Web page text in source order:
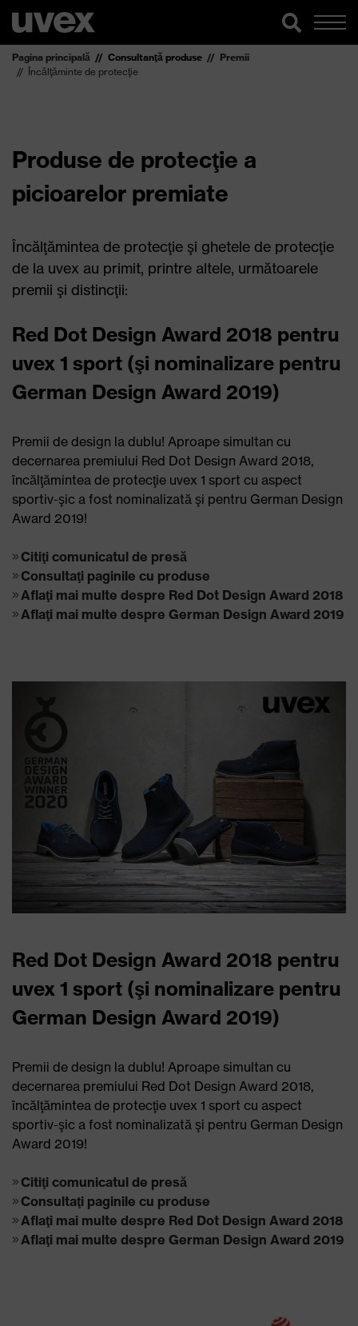
Pagina principală Consultanţă produse
Premii
Încălţăminte de protecţie
Produse de protecţie a
picioarelor premiate
Încălţămintea de protecţie şi ghetele de protecţie
de la uvex au primit, printre altele, următoarele
premii şi distincţii:
Red Dot Design Award 2018 pentru
uvex 1 sport (şi nominalizare pentru
German Design Award 2019)
Premii de design la dublu! Aproape simultan cu
decernarea premiului Red Dot Design Award 2018,
încălţămintea de protecţie uvex 1 sport cu aspect
sportiv-şic a fost nominalizată şi pentru German Design
Award 2019!
Citiţi comunicatul de presă
Consultaţi paginile cu produse
Aflaţi mai multe despre Red Dot Design Award 2018
Aflaţi mai multe despre German Design Award 2019
Red Dot Design Award 2018 pentru
uvex 1 sport (şi nominalizare pentru
German Design Award 2019)
Premii de design la dublu! Aproape simultan cu
decernarea premiului Red Dot Design Award 2018,
încălţămintea de protecţie uvex 1 sport cu aspect
sportiv-şic a fost nominalizată şi pentru German Design
Award 2019!
Citiţi comunicatul de presă
Consultaţi paginile cu produse
Aflaţi mai multe despre Red Dot Design Award 2018
Aflaţi mai multe despre German Design Award 2019